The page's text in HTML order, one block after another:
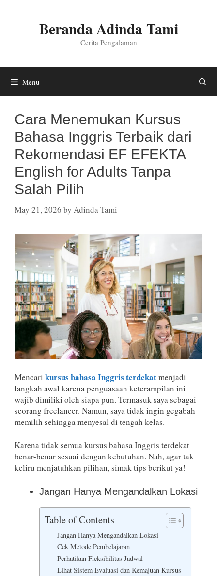
Beranda Adinda Tami
Cerita Pengalaman
Menu
Cara Menemukan Kursus
Bahasa Inggris Terbaik dari
Rekomendasi EF EFEKTA
English for Adults Tanpa
Salah Pilih
May 21, 2026 by Adinda Tami
Mencari kursus bahasa Inggris terdekatmenjadi
langkah awal karena penguasaan keterampilan ini
wajib dimiliki oleh siapa pun. Termasuk saya sebagai
seorang freelancer. Namun, saya tidak ingin gegabah
memilih sehingga menyesal di tengah kelas.
Karena tidak semua kursus bahasa Inggris terdekat
benar-benar sesuai dengan kebutuhan. Nah, agar tak
keliru menjatuhkan pilihan, simak tips berikut ya!
Jangan Hanya Mengandalkan Lokasi
Table of Contents
Jangan Hanya Mengandalkan Lokasi
Cek Metode Pembelajaran
Perhatikan Fleksibilitas Jadwal
Lihat Sistem Evaluasi dan Kemajuan Kursus